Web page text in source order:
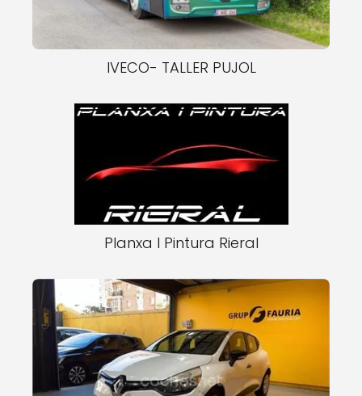
IVECO- TALLER PUJOL
Planxa I Pintura Rieral